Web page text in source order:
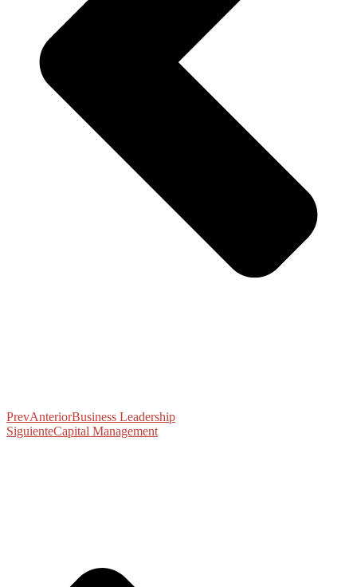
PrevAnteriorBusiness Leadership
SiguienteCapital Management